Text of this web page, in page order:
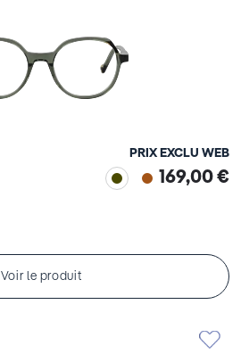
PRIX EXCLU WEB
169,00 €
Voir le produit